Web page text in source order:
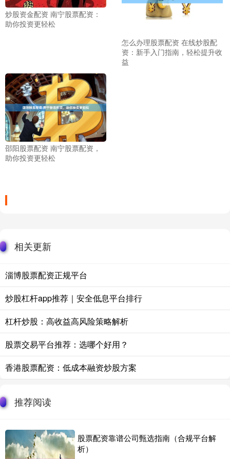
炒股资金配资 南宁股票配资：
助你投资更轻松
怎么办理股票配资 在线炒股配
资：新手入门指南，轻松提升收
益
邵阳股票配资 南宁股票配资，
助你投资更轻松
相关更新
淄博股票配资正规平台
炒股杠杆app推荐｜安全低息平台排行
杠杆炒股：高收益高风险策略解析
股票交易平台推荐：选哪个好用？
香港股票配资：低成本融资炒股方案
推荐阅读
股票配资靠谱公司甄选指南（合规平台解
析）